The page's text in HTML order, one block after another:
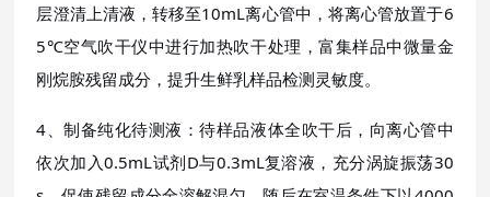
层澄清上清液，转移至10mL离心管中，将离心管放置于6
5℃空气吹干仪中进行加热吹干处理，富集样品中微量金
刚烷胺残留成分，提升生鲜乳样品检测灵敏度。
4、制备纯化待测液：待样品液体全吹干后，向离心管中
依次加入0.5mL试剂D与0.3mL复溶液，充分涡旋振荡30